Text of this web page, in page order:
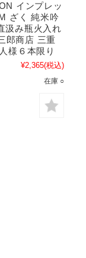
インプレッ
ざく 純米吟
汲み瓶火入れ
郎商店 三重
様６本限り
¥2,365(税込)
在庫 ○